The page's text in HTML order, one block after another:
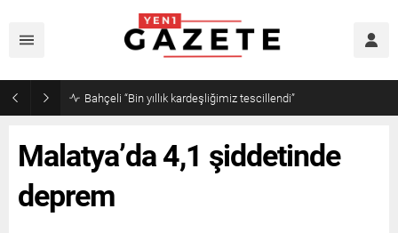
Bahçeli “Bin yıllık kardeşliğimiz tescillendi”
Malatya’da 4,1 şiddetinde
deprem